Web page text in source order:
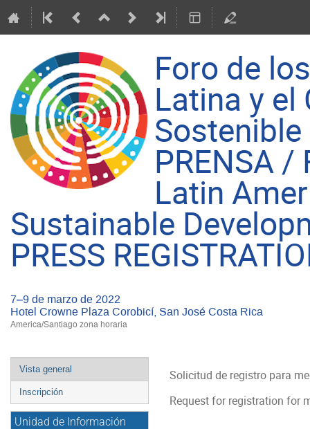
Foro de
Latina y el
Sostenible
PRENSA
Latin
Sustainable
PRESS
7–9 de marzo de 2022
Hotel Crowne Plaza Corobicí, San José Costa Rica
America/Santiago zona horaria
Event
menu
Vista general
Inscripción
Unidad de Información
Solicitud de registro para
Request for registration for